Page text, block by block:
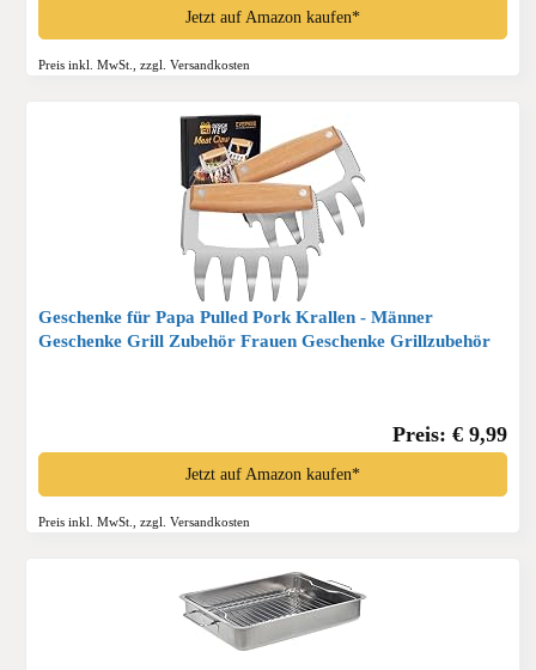
Jetzt auf Amazon kaufen*
Preis inkl. MwSt., zzgl. Versandkosten
Geschenke für Papa Pulled Pork Krallen - Männer
Geschenke Grill Zubehör Frauen Geschenke Grillzubehör
Preis: € 9,99
Jetzt auf Amazon kaufen*
Preis inkl. MwSt., zzgl. Versandkosten